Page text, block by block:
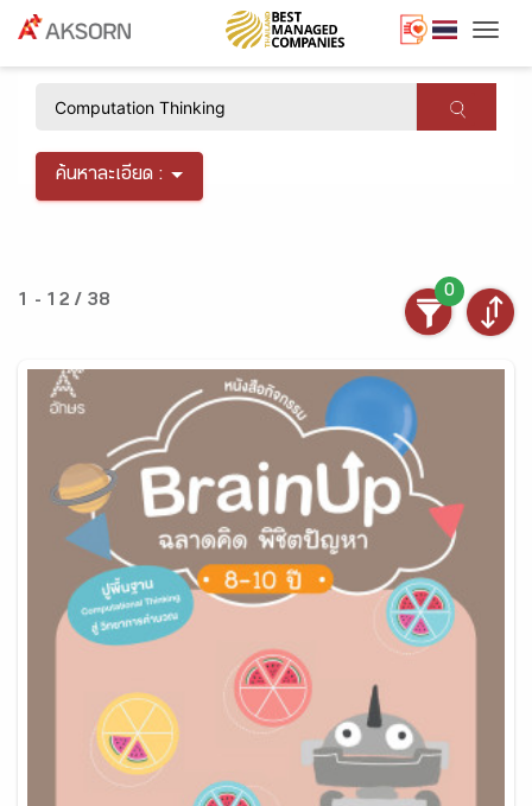
ค้นหาละเอียด :
1 - 12 / 38
0